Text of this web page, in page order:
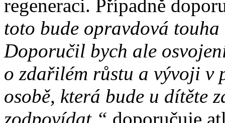
regeneraci. Případně
toto bude opravdová
Doporučil bych ale
o zdařilém růstu a vývoji v
osobě, která bude u dítěte
zodpovídat,“ doporučuje